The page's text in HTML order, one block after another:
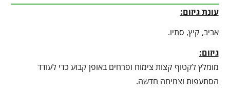
עונת גיזום:
אביב, קיץ, סתיו.
גיזום:
מומלץ לקטוף קצות צימוח ופרחים באופן קבוע כדי לעודד
הסתעפות וצמיחה חדשה.